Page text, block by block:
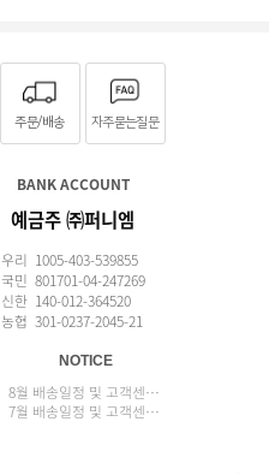
주문/배송 자주묻는질문
BANK ACCOUNT
예금주 ㈜퍼니엠
우리 1005-403-539855
국민 801701-04-247269
신한 140-012-364520
농협 301-0237-2045-21
NOTICE
8월 배송일정 및 고객센터 업무 안내
7월 배송일정 및 고객센터 업무 안내